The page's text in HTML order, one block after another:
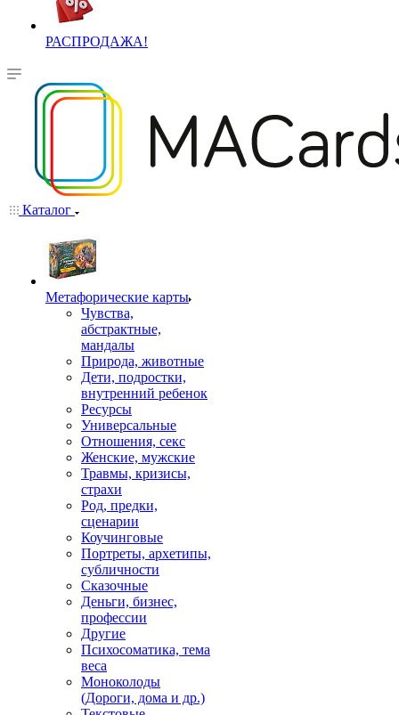
РАСПРОДАЖА!
Каталог
Mетафорические карты
Чувства,
абстрактные,
мандалы
Природа, животные
Дети, подростки,
внутренний ребенок
Ресурсы
Универсальные
Отношения, секс
Женские, мужские
Травмы, кризисы,
страхи
Род, предки,
сценарии
Коучинговые
Портреты, архетипы,
субличности
Сказочные
Деньги, бизнес,
профессии
Другие
Психосоматика, тема
веса
Моноколоды
(Дороги, дома и др.)